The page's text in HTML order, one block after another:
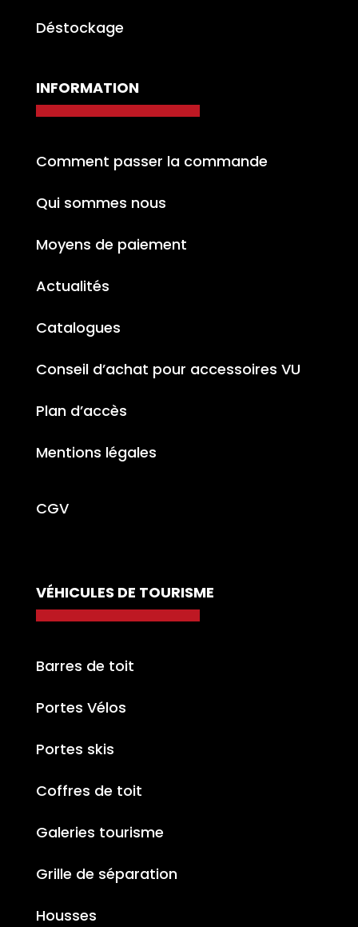
Déstockage
INFORMATION
Comment passer la commande
Qui sommes nous
Moyens de paiement
Actualités
Catalogues
Conseil d’achat pour accessoires VU
Plan d’accès
Mentions légales
CGV
VÉHICULES DE TOURISME
Barres de toit
Portes Vélos
Portes skis
Coffres de toit
Galeries tourisme
Grille de séparation
Housses